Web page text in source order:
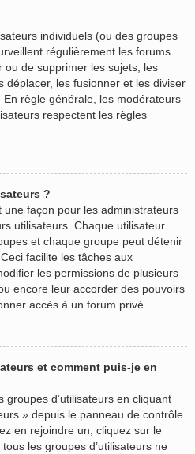
individuels (ou des groupes
régulièrement les forums.
ou de supprimer les sujets, les
déplacer, les fusionner et les diviser
En règle générale, les modérateurs
respectent les règles
?
une façon pour les administrateurs
utilisateurs. Chaque utilisateur
et chaque groupe peut détenir
facilite les tâches aux
les permissions de plusieurs
encore leur accorder des pouvoirs
accès à un forum privé.
et comment puis-je en
groupes d’utilisateurs en cliquant
» depuis le panneau de contrôle
en rejoindre un, cliquez sur le
les groupes d’utilisateurs ne